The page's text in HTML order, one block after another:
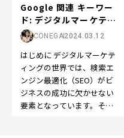
Google 関連 キーワー
ド: デジタルマーケティ
ングの成...
CONEGA2024.03.12
はじめに デジタルマーケテ
ィングの世界では、検索エ
ンジン最適化（SEO）がビ
ジネスの成功に欠かせない
要素となっています。そし